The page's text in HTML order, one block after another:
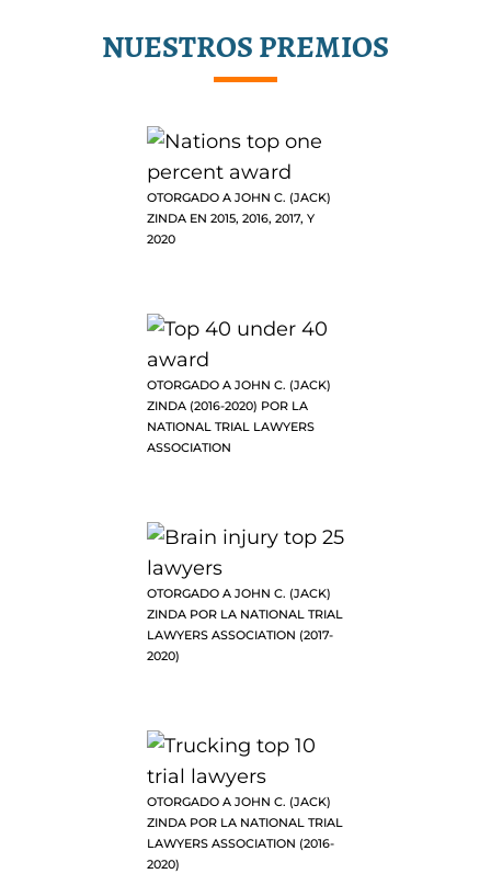
NUESTROS PREMIOS
OTORGADO A JOHN C. (JACK)
ZINDA EN 2015, 2016, 2017, Y
2020
OTORGADO A JOHN C. (JACK)
ZINDA (2016-2020) POR LA
NATIONAL TRIAL LAWYERS
ASSOCIATION
OTORGADO A JOHN C. (JACK)
ZINDA POR LA NATIONAL TRIAL
LAWYERS ASSOCIATION (2017-
2020)
OTORGADO A JOHN C. (JACK)
ZINDA POR LA NATIONAL TRIAL
LAWYERS ASSOCIATION (2016-
2020)